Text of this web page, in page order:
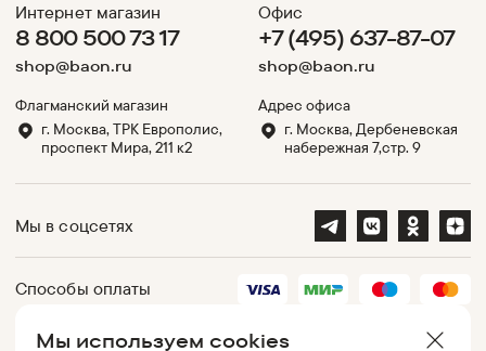
Мы используем cookies
Интернет магазин
8 800 500 73 17
shop@baon.ru
Флагманский магазин
г. Москва, ТРК Европолис,
проспект Мира, 211 к2
Офис
+7 (495) 637-87-07
shop@baon.ru
Адрес офиса
г. Москва, Дербеневская
набережная 7,стр. 9
Мы в соцсетях
Способы оплаты